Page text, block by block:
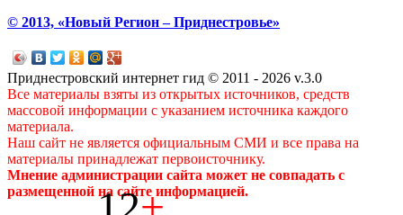
© 2013, «Новый Регион – Приднестровье»
Приднестровский интернет гид © 2011 - 2026 v.3.0
Все материалы взяты из открытых источников, средств
массовой информации с указанием источника каждого
материала.
Наш сайт не является официальным СМИ и все права на
материалы принадлежат первоисточнику.
Мнение администрации сайта может не совпадать с
размещенной на сайте информацией.